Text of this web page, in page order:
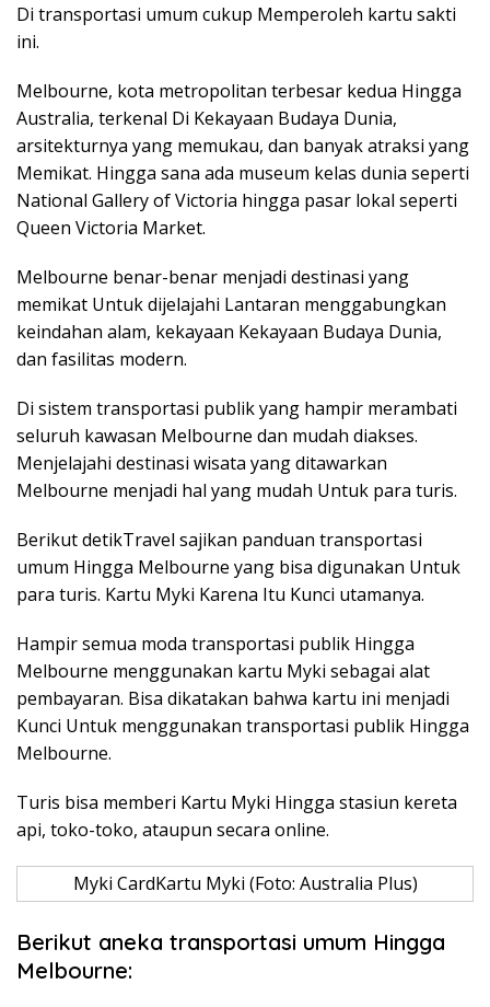
Di transportasi umum cukup Memperoleh kartu sakti
ini.
Melbourne, kota metropolitan terbesar kedua Hingga
Australia, terkenal Di Kekayaan Budaya Dunia,
arsitekturnya yang memukau, dan banyak atraksi yang
Memikat. Hingga sana ada museum kelas dunia seperti
National Gallery of Victoria hingga pasar lokal seperti
Queen Victoria Market.
Melbourne benar-benar menjadi destinasi yang
memikat Untuk dijelajahi Lantaran menggabungkan
keindahan alam, kekayaan Kekayaan Budaya Dunia,
dan fasilitas modern.
Di sistem transportasi publik yang hampir merambati
seluruh kawasan Melbourne dan mudah diakses.
Menjelajahi destinasi wisata yang ditawarkan
Melbourne menjadi hal yang mudah Untuk para turis.
Berikut detikTravel sajikan panduan transportasi
umum Hingga Melbourne yang bisa digunakan Untuk
para turis. Kartu Myki Karena Itu Kunci utamanya.
Hampir semua moda transportasi publik Hingga
Melbourne menggunakan kartu Myki sebagai alat
pembayaran. Bisa dikatakan bahwa kartu ini menjadi
Kunci Untuk menggunakan transportasi publik Hingga
Melbourne.
Turis bisa memberi Kartu Myki Hingga stasiun kereta
api, toko-toko, ataupun secara online.
Myki CardKartu Myki (Foto: Australia Plus)
Berikut aneka transportasi umum Hingga
Melbourne: